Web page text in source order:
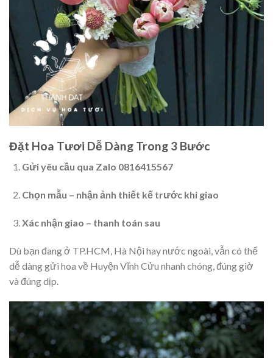
Đặt Hoa Tươi Dễ Dàng Trong 3 Bước
Gửi yêu cầu qua Zalo 0816415567
Chọn mẫu – nhận ảnh thiết kế trước khi giao
Xác nhận giao – thanh toán sau
Dù bạn đang ở TP.HCM, Hà Nội hay nước ngoài, vẫn có thể
dễ dàng gửi hoa về Huyện Vĩnh Cửu nhanh chóng, đúng giờ
và đúng dịp.